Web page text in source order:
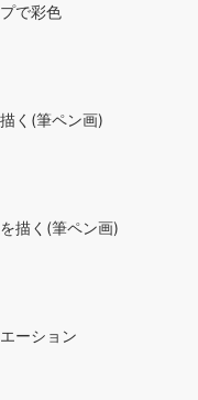
で彩色
く(筆ペン画)
描く(筆ペン画)
ーション